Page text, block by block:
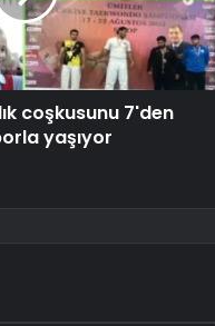
coşkusunu 7'den
yaşıyor